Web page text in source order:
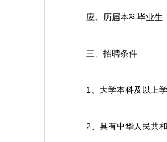
应、历届本科毕业生
三、招聘条件
1、大学本科及以上学
2、具有中华人民共和